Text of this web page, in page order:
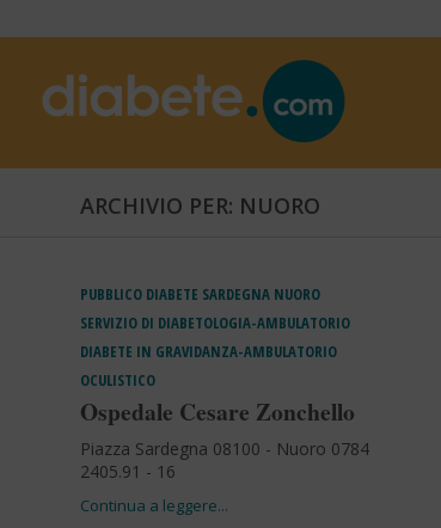
ARCHIVIO PER: NUORO
PUBBLICO DIABETE SARDEGNA NUORO
SERVIZIO DI DIABETOLOGIA-AMBULATORIO
DIABETE IN GRAVIDANZA-AMBULATORIO
OCULISTICO
Ospedale Cesare Zonchello
Piazza Sardegna 08100 - Nuoro 0784
2405.91 - 16